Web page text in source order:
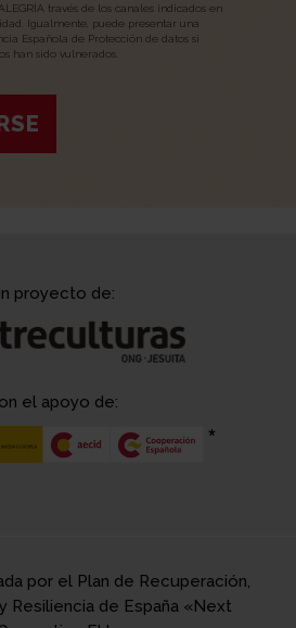
través de los canales indicados en
Igualmente, puede presentar una
Española de Protección de datos si
han sido vulnerados.
proyecto de:
el apoyo de:
por el Plan de Recuperación,
Resiliencia de España «Next